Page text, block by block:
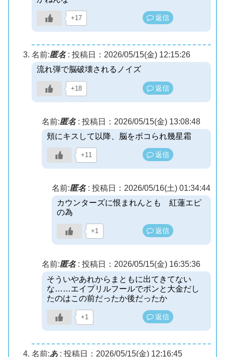
+17 返信
名前:匿名: 投稿日：2026/05/15(金) 12:15:26
流れ弾で脳破壊されるノイズ
+18 返信
名前:匿名: 投稿日：2026/05/15(金) 13:08:48
頬にキスして以降、脳をボコられ幾星霜
+11 返信
名前:匿名: 投稿日：2026/05/16(土) 01:34:44
カウンターズに恨まれんとも 紅蓮エピ
の為
+1 返信
名前:匿名: 投稿日：2026/05/15(金) 16:35:36
そういやあれからまともに出てきてない
な……エイプリルフールでポンと大金だし
たのはこの前だったか後だったか
+1 返信
名前:あ : 投稿日：2026/05/15(金) 12:16:45